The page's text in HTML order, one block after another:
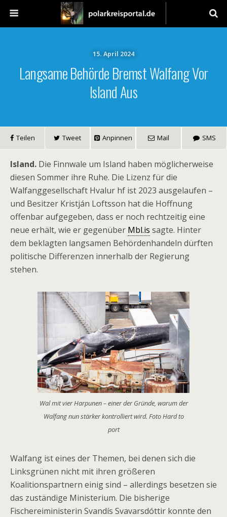
15. April 2024
Langsame Behörde Bremst Walfang Vor
Island Aus
Teilen Tweet Anpinnen Mail SMS
Island. Die Finnwale um Island haben möglicherweise
diesen Sommer ihre Ruhe. Die Lizenz für die
Walfanggesellschaft Hvalur hf ist 2023 ausgelaufen –
und Besitzer Kristján Loftsson hat die Hoffnung
offenbar aufgegeben, dass er noch rechtzeitig eine
neue erhält, wie er gegenüber Mbl.is sagte. Hinter
dem beklagten langsamen Behördenhandeln dürften
politische Differenzen innerhalb der Regierung
stehen.
Wal mit vier Harpunen – einer der Gründe, warum der
Walfang nun stärker kontrolliert wird. Foto Hard to
port
Walfang ist eines der Themen, bei denen sich die
Linksgrünen nicht mit ihren größeren
Koalitionspartnern einig sind – allerdings besetzen sie
das zuständige Ministerium. Die bisherige
Fischereiministerin Svandís Svavarsdóttir konnte den